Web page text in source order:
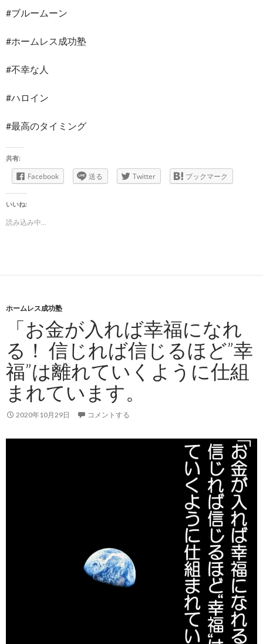
#ブルームーン
#ホームレス成功塾
#不幸な人
#ハロイン
#最高のタイミング
共有:
Facebook 送る Twitter ブックマーク
いいね:
読み込み中...
ホームレス成功塾
「お金が入れば幸福になれ
る！ 信じれば信じるほど”幸
福”は離れていくように仕組
まれています。
2020年10月29日 コメントする